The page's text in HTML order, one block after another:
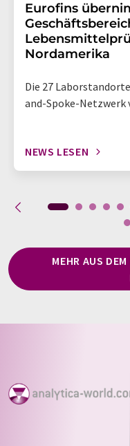
Eurofins
Nordamerika
Die 27
and-Spoke-
NEWS LESEN
MEHR AUS